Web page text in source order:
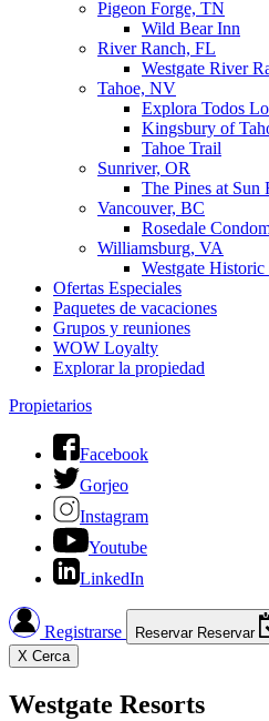
Pigeon Forge, TN
Wild Bear Inn
River Ranch, FL
Westgate River
Tahoe, NV
Explora Todos
Kingsbury of
Tahoe Trail
Sunriver, OR
The Pines at Sun
Vancouver, BC
Rosedale
Williamsburg, VA
Westgate
Ofertas Especiales
Paquetes de vacaciones
Grupos y reuniones
WOW Loyalty
Explorar la propiedad
Propietarios
Facebook
Gorjeo
Instagram
Youtube
LinkedIn
Registrarse Reservar Reservar
X Cerca
Westgate Resorts